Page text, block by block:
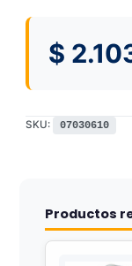
$
SKU: 07030610
Productos